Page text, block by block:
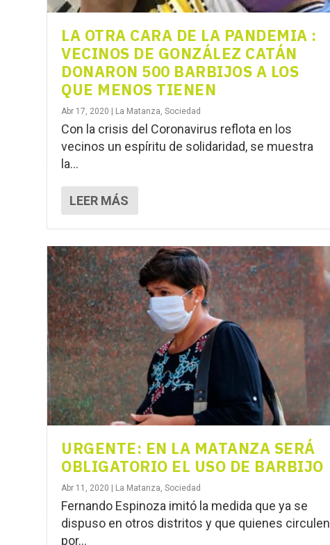
LA OTRA CARA DE LA PANDEMIA :
VECINOS DE GONZÁLEZ CATÁN
DONARON 500 BARBIJOS A LOS
QUE MENOS TIENEN
Abr 17, 2020 | La Matanza ,Sociedad
Con la crisis del Coronavirus reflota en los
vecinos un espíritu de solidaridad, se muestra
la...
LEER MÁS
URGENTE: EN LA MATANZA SERÁ
OBLIGATORIO EL USO DE BARBIJO
Abr 11, 2020 La Matanza,Sociedad
Fernando Espinoza imitó la medida que ya se
dispuso en otros distritos y que quienes circulen
por...